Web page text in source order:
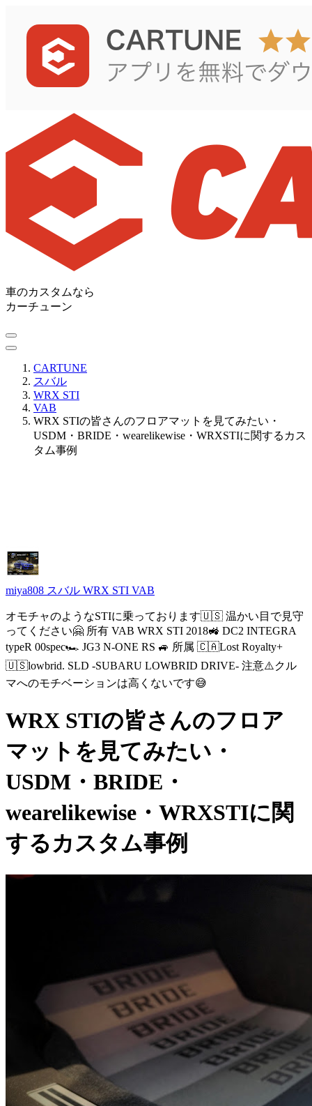
車のカスタムなら
カーチューン
CARTUNE
スバル
WRX STI
VAB
WRX STIの皆さんのフロアマットを見てみたい・
USDM・BRIDE・wearelikewise・WRXSTIに関するカス
タム事例
miya808 スバル WRX STI VAB
オモチャのようなSTIに乗っております🇺🇸 温かい目で見守
ってください🤗 所有 VAB WRX STI 2018🚜 DC2 INTEGRA
typeR 00spec🏎 JG3 N-ONE RS 🚙 所属 🇨🇦Lost Royalty+
🇺🇸lowbrid. SLD -SUBARU LOWBRID DRIVE- 注意⚠️クル
マへのモチベーションは高くないです😅
WRX STIの皆さんのフロア
マットを見てみたい・
USDM・BRIDE・
wearelikewise・WRXSTIに関
するカスタム事例